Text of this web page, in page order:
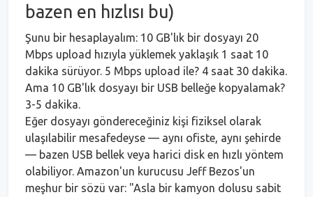
bazen en hızlısı bu)
Şunu bir hesaplayalım: 10 GB'lık bir dosyayı 20
Mbps upload hızıyla yüklemek yaklaşık 1 saat 10
dakika sürüyor. 5 Mbps upload ile? 4 saat 30 dakika.
Ama 10 GB'lık dosyayı bir USB belleğe kopyalamak?
3-5 dakika.
Eğer dosyayı göndereceğiniz kişi fiziksel olarak
ulaşılabilir mesafedeyse — aynı ofiste, aynı şehirde
— bazen USB bellek veya harici disk en hızlı yöntem
olabiliyor. Amazon'un kurucusu Jeff Bezos'un
meşhur bir sözü var: "Asla bir kamyon dolusu sabit